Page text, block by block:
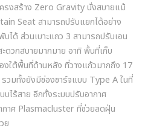
รงสร้าง Zero Gravity นั่งสบายแม้
Seat สามารถปรับแยกได้อย่าง
ได้ ส่วนเบาะแถว 3 สามารถปรับเอน
ดวกสบายมากมาย อาทิ พื้นที่เก็บ
ใต้พื้นที่ด้านหลัง ที่วางแก้วมากถึง 17
วมทั้งยังมีช่องชาร์จแบบ Type A ในที่
ไร้สาย อีกทั้งระบบปรับอากาศ
าศ Plasmacluster ที่ช่วยลดฝุ่น
ย